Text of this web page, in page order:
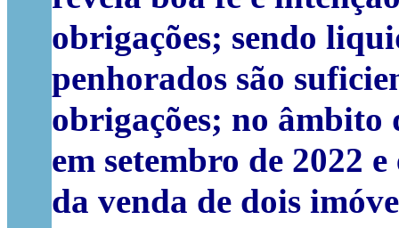
obrigações; sendo
penhorados são
obrigações; no âmbito
em setembro de 2022
da venda de dois